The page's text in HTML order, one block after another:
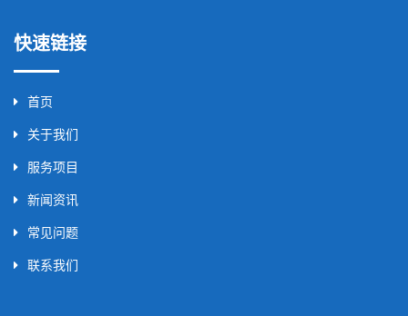
快速链接
首页
关于我们
服务项目
新闻资讯
常见问题
联系我们